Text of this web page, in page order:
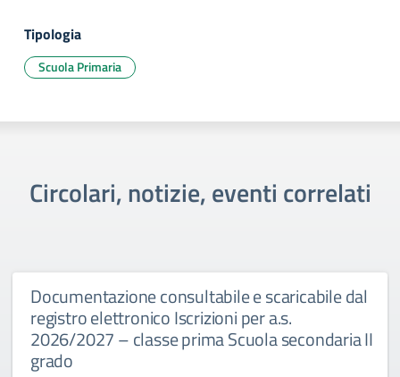
Tipologia
Scuola Primaria
Circolari, notizie, eventi correlati
Documentazione consultabile e scaricabile dal
registro elettronico Iscrizioni per a.s.
2026/2027 – classe prima Scuola secondaria II
grado